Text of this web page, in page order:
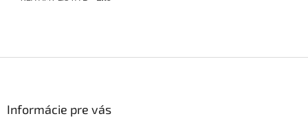
Informácie pre vás